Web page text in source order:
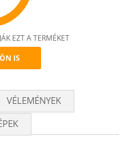
EZT A TERMÉKET
IS
VÉLEMÉNYEK